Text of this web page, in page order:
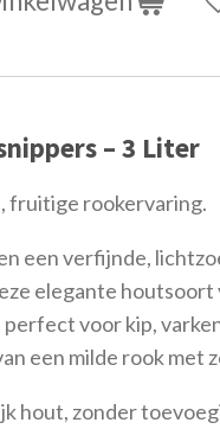
– 3 Liter
fruitige rookervaring.
een verfijnde,
elegante
voor kip,
een milde rook met
hout, zonder